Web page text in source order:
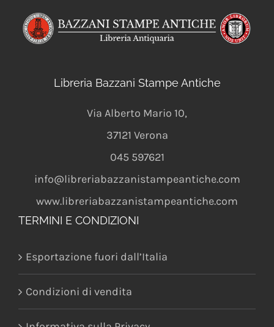
Libreria Bazzani Stampe Antiche
Via Alberto Mario 10,
37121 Verona
045 597621
info@libreriabazzanistampeantiche.com
www.libreriabazzanistampeantiche.com
TERMINI E CONDIZIONI
Esportazione fuori dall’Italia
Condizioni di vendita